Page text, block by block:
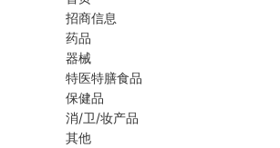
招商信息
药品
器械
特医特膳食品
保健品
消/卫/妆产品
其他